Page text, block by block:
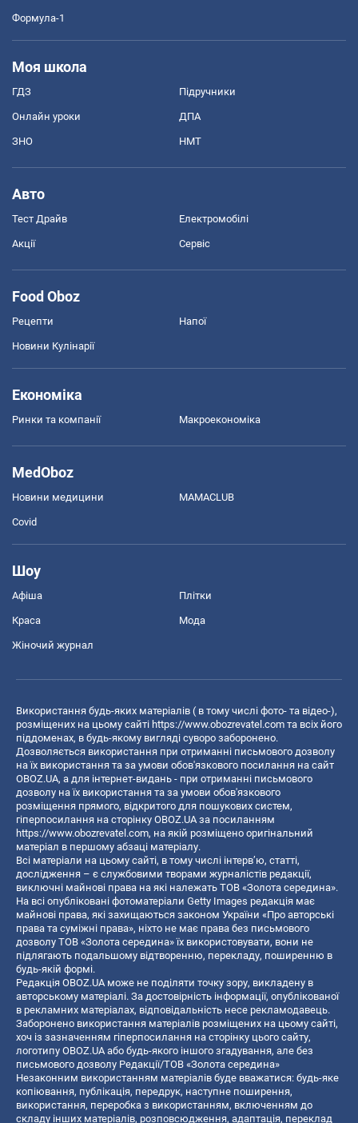
Формула-1
Моя школа
ГДЗ Підручники
Онлайн уроки ДПА
ЗНО НМТ
Авто
Тест Драйв Електромобілі
Акції Сервіс
Food Oboz
Рецепти Напої
Новини Кулінарії
Економіка
Ринки та компанії Макроекономіка
MedOboz
Новини медицини MAMACLUB
Covid
Шоу
Афіша Плітки
Краса Мода
Жіночий журнал
Використання будь-яких матеріалів ( в тому числі фото- та відео-),
розміщених на цьому сайті https://www.obozrevatel.com та всіх його
піддоменах, в будь-якому вигляді суворо заборонено.
Дозволяється використання при отриманні письмового дозволу
на їх використання та за умови обов'язкового посилання на сайт
OBOZ.UA, а для інтернет-видань - при отриманні письмового
дозволу на їх використання та за умови обов'язкового
розміщення прямого, відкритого для пошукових систем,
гіперпосилання на сторінку OBOZ.UA за посиланням
https://www.obozrevatel.com, на якій розміщено оригінальний
матеріал в першому абзаці матеріалу.
Всі матеріали на цьому сайті, в тому числі інтерв’ю, статті,
дослідження – є службовими творами журналістів редакції,
виключні майнові права на які належать ТОВ «Золота середина».
На всі опубліковані фотоматеріали Getty Images редакція має
майнові права, які захищаються законом України «Про авторські
права та суміжні права», ніхто не має права без письмового
дозволу ТОВ «Золота середина» їх використовувати, вони не
підлягають подальшому відтворенню, перекладу, поширенню в
будь-якій формі.
Редакція OBOZ.UA може не поділяти точку зору, викладену в
авторському матеріалі. За достовірність інформації, опублікованої
в рекламних матеріалах, відповідальність несе рекламодавець.
Заборонено використання матеріалів розміщених на цьому сайті,
хоч із зазначенням гіперпосилання на сторінку цього сайту,
логотипу OBOZ.UA або будь-якого іншого згадування, але без
письмового дозволу Редакції/ТОВ «Золота середина»
Незаконним використанням матеріалів буде вважатися: будь-яке
копiювання, публiкацiя, передрук, наступне поширення,
використання, переробка з використанням, включенням до
складу інших матеріалів, розповсюдження, адаптація, переклад